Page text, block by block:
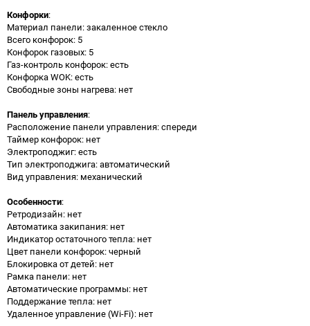
Конфорки:
Материал панели: закаленное стекло
Всего конфорок: 5
Конфорок газовых: 5
Газ-контроль конфорок: есть
Конфорка WOK: есть
Свободные зоны нагрева: нет
Панель управления:
Расположение панели управления: спереди
Таймер конфорок: нет
Электроподжиг: есть
Тип электроподжига: автоматический
Вид управления: механический
Особенности:
Ретродизайн: нет
Автоматика закипания: нет
Индикатор остаточного тепла: нет
Цвет панели конфорок: черный
Блокировка от детей: нет
Рамка панели: нет
Автоматические программы: нет
Поддержание тепла: нет
Удаленное управление (Wi-Fi): нет